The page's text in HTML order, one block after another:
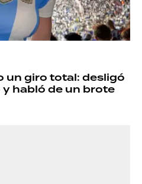
un giro total: desligó
habló de un brote